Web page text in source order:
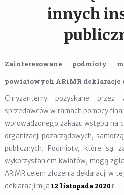
innych
Zainteresowane podmioty
powiatowych ARiMR deklaracje
Chryzantemy pozyskane
sprzedawców w ramach pomocy
wprowadzonego zakazu wstępu na
organizacji pozarządowych,
publicznych. Podmioty, które są
wykorzystaniem kwiatów, mogą
ARiMR celem złożenia deklaracji w
deklaracji mija 12 listopada 2020 r.